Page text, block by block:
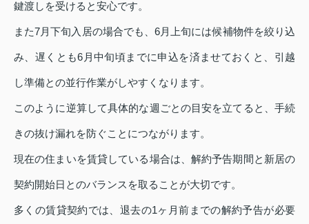
鍵渡しを受けると安心です。
また7月下旬入居の場合でも、6月上旬には候補物件を絞り込
み、遅くとも6月中旬頃までに申込を済ませておくと、引越
し準備との並行作業がしやすくなります。
このように逆算して具体的な週ごとの目安を立てると、手続
きの抜け漏れを防ぐことにつながります。
現在の住まいを賃貸している場合は、解約予告期間と新居の
契約開始日とのバランスを取ることが大切です。
多くの賃貸契約では、退去の1ヶ月前までの解約予告が必要